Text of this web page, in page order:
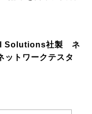
Solutions社製 ネ
ットワークテスタ